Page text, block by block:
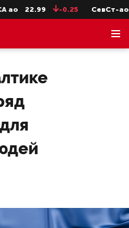
22.99 -0.25 СевСт-ао